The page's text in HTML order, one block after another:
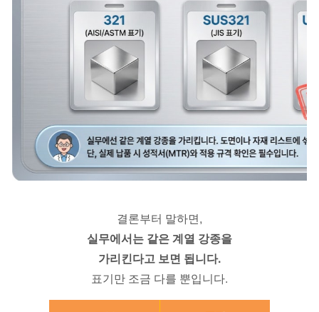
결론부터 말하면,
실무에서는 같은 계열 강종을
가리킨다고 보면 됩니다.
표기만 조금 다를 뿐입니다.